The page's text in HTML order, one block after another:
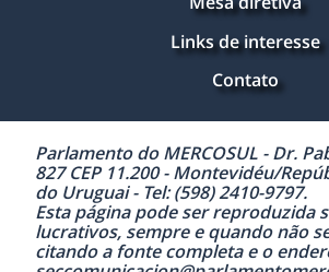
Links de interesse
Contato
Parlamento do MERCOSUL - Dr.
827 CEP 11.200 - Montevidéu/
do Uruguai - Tel: (598) 2410-9797.
Esta página pode ser reproduzida
lucrativos, sempre e quando não
citando a fonte completa e o